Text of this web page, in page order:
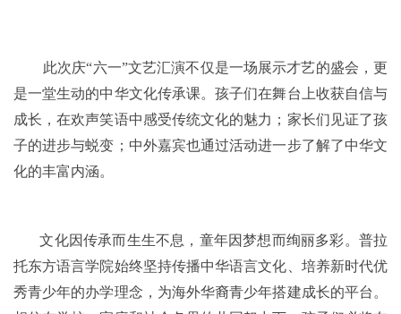
此次庆“六一”文艺汇演不仅是一场展示才艺的盛会，更
是一堂生动的中华文化传承课。孩子们在舞台上收获自信与
成长，在欢声笑语中感受传统文化的魅力；家长们见证了孩
子的进步与蜕变；中外嘉宾也通过活动进一步了解了中华文
化的丰富内涵。